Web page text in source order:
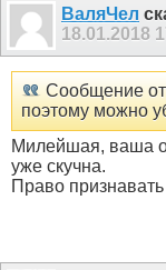
ВаляЧел
18.01.2018
Сообщение от
поэтому можно
Милейшая, ваша
уже скучна.
Право